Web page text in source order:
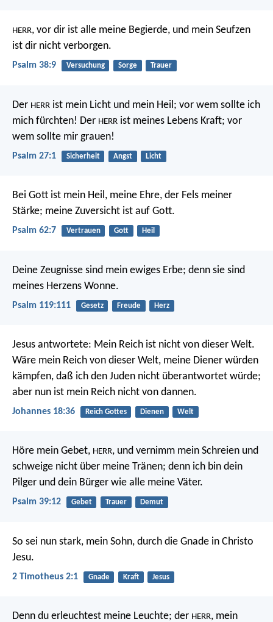
HERR, vor dir ist alle meine Begierde, und mein Seufzen
ist dir nicht verborgen.
Psalm 38:9 Versuchung Sorge Trauer
Der HERR ist mein Licht und mein Heil; vor wem sollte ich
mich fürchten! Der HERR ist meines Lebens Kraft; vor
wem sollte mir grauen!
Psalm 27:1 Sicherheit Angst Licht
Bei Gott ist mein Heil, meine Ehre, der Fels meiner
Stärke; meine Zuversicht ist auf Gott.
Psalm 62:7 Vertrauen Gott Heil
Deine Zeugnisse sind mein ewiges Erbe; denn sie sind
meines Herzens Wonne.
Psalm 119:111 Gesetz Freude Herz
Jesus antwortete: Mein Reich ist nicht von dieser Welt.
Wäre mein Reich von dieser Welt, meine Diener würden
kämpfen, daß ich den Juden nicht überantwortet würde;
aber nun ist mein Reich nicht von dannen.
Johannes 18:36 Reich Gottes Dienen Welt
Höre mein Gebet, HERR, und vernimm mein Schreien und
schweige nicht über meine Tränen; denn ich bin dein
Pilger und dein Bürger wie alle meine Väter.
Psalm 39:12 Gebet Trauer Demut
So sei nun stark, mein Sohn, durch die Gnade in Christo
Jesu.
2 Timotheus 2:1 Gnade Kraft Jesus
Denn du erleuchtest meine Leuchte; der HERR, mein